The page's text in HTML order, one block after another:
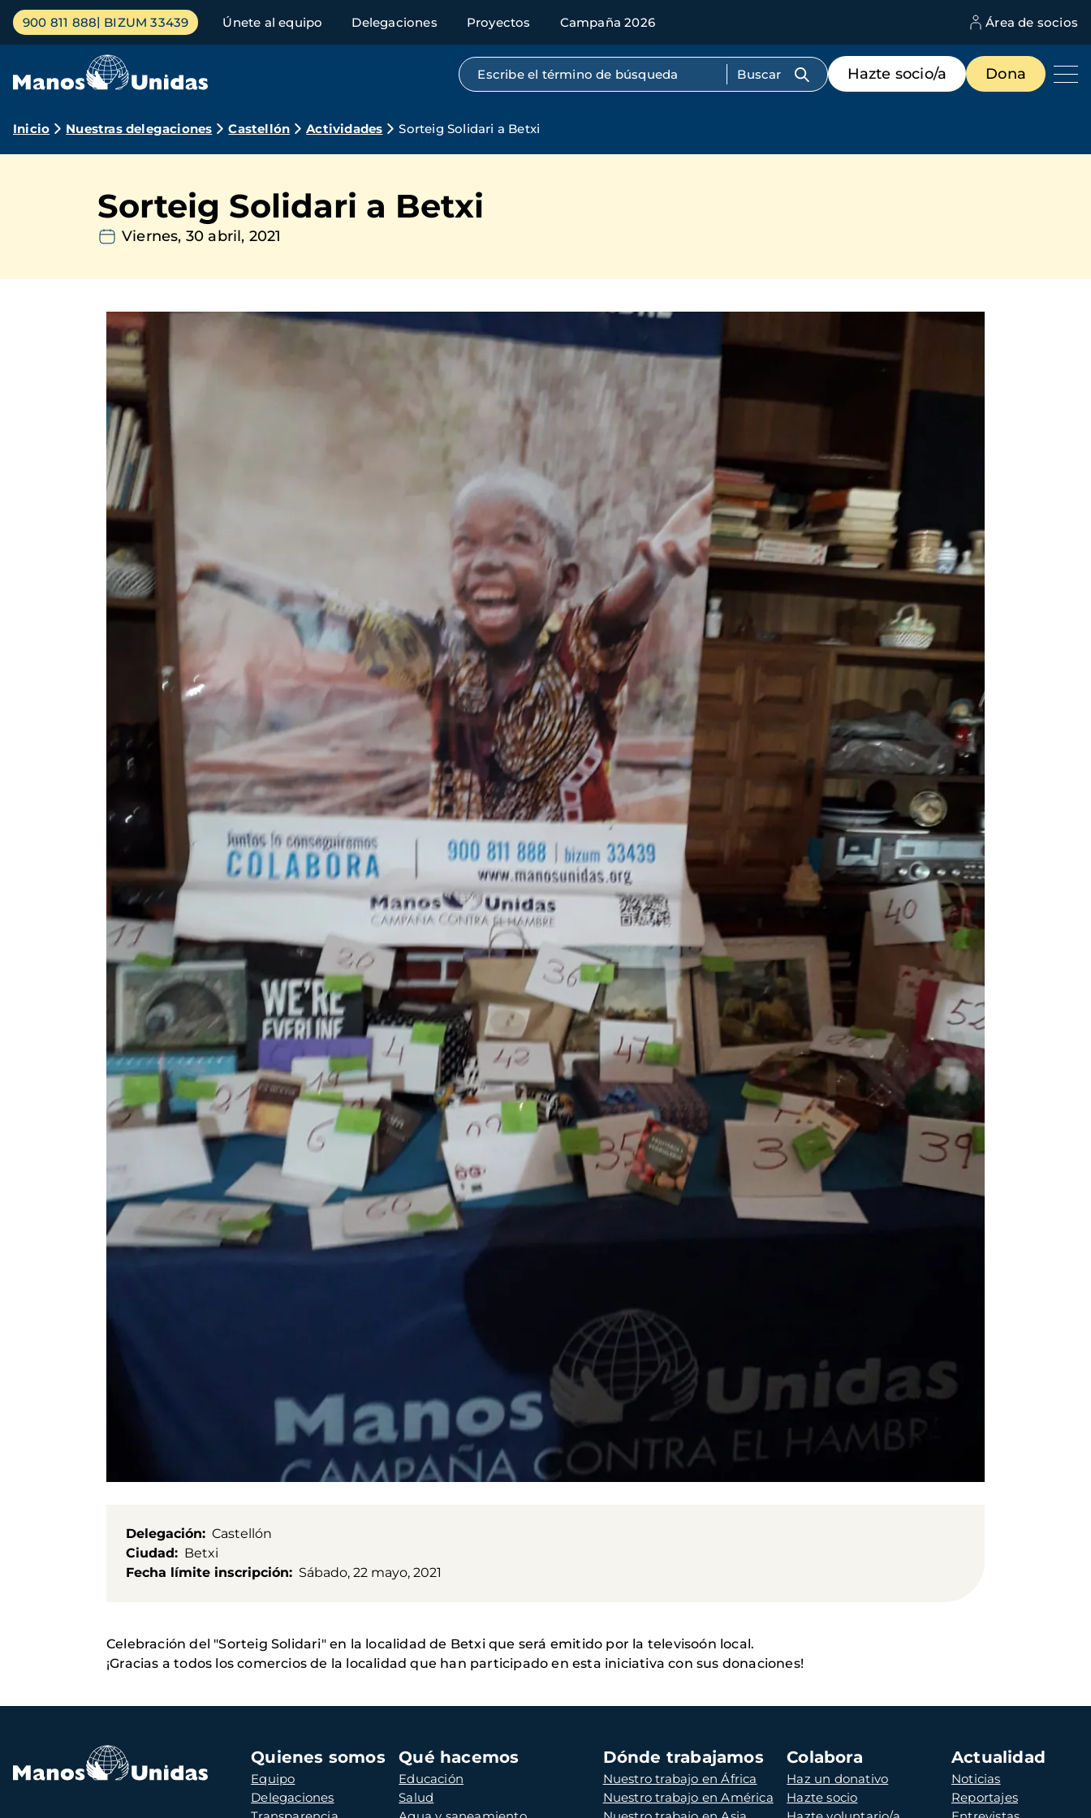
Pasar
contenido
Menú
principal
900 811 888 BIZUM 33439 Únete al equipo Delegaciones Proyectos Campaña 2026 Área de socios
Búsqueda por texto completo
Menú
de
destacados
Hazte socio/a Dona
Ruta
navegación
Inicio Nuestras delegaciones Castellón Actividades Sorteig Solidari a Betxi
Sorteig Solidari a Betxi
Viernes, 30 abril, 2021
Delegación
Castellón
Ciudad
Betxi
Fecha límite inscripción
Sábado, 22 mayo, 2021
Celebración del "Sorteig Solidari" en la localidad de Betxi que será emitido por la televisoón local.
¡Gracias a todos los comercios de la localidad que han participado en esta iniciativa con sus donaciones!
Navegación
principal
Quienes somos
Equipo
Delegaciones
Qué hacemos
Educación
Salud
Dónde trabajamos
Nuestro trabajo en África
Nuestro trabajo en América
Colabora
Haz un donativo
Hazte socio
Actualidad
Noticias
Reportajes